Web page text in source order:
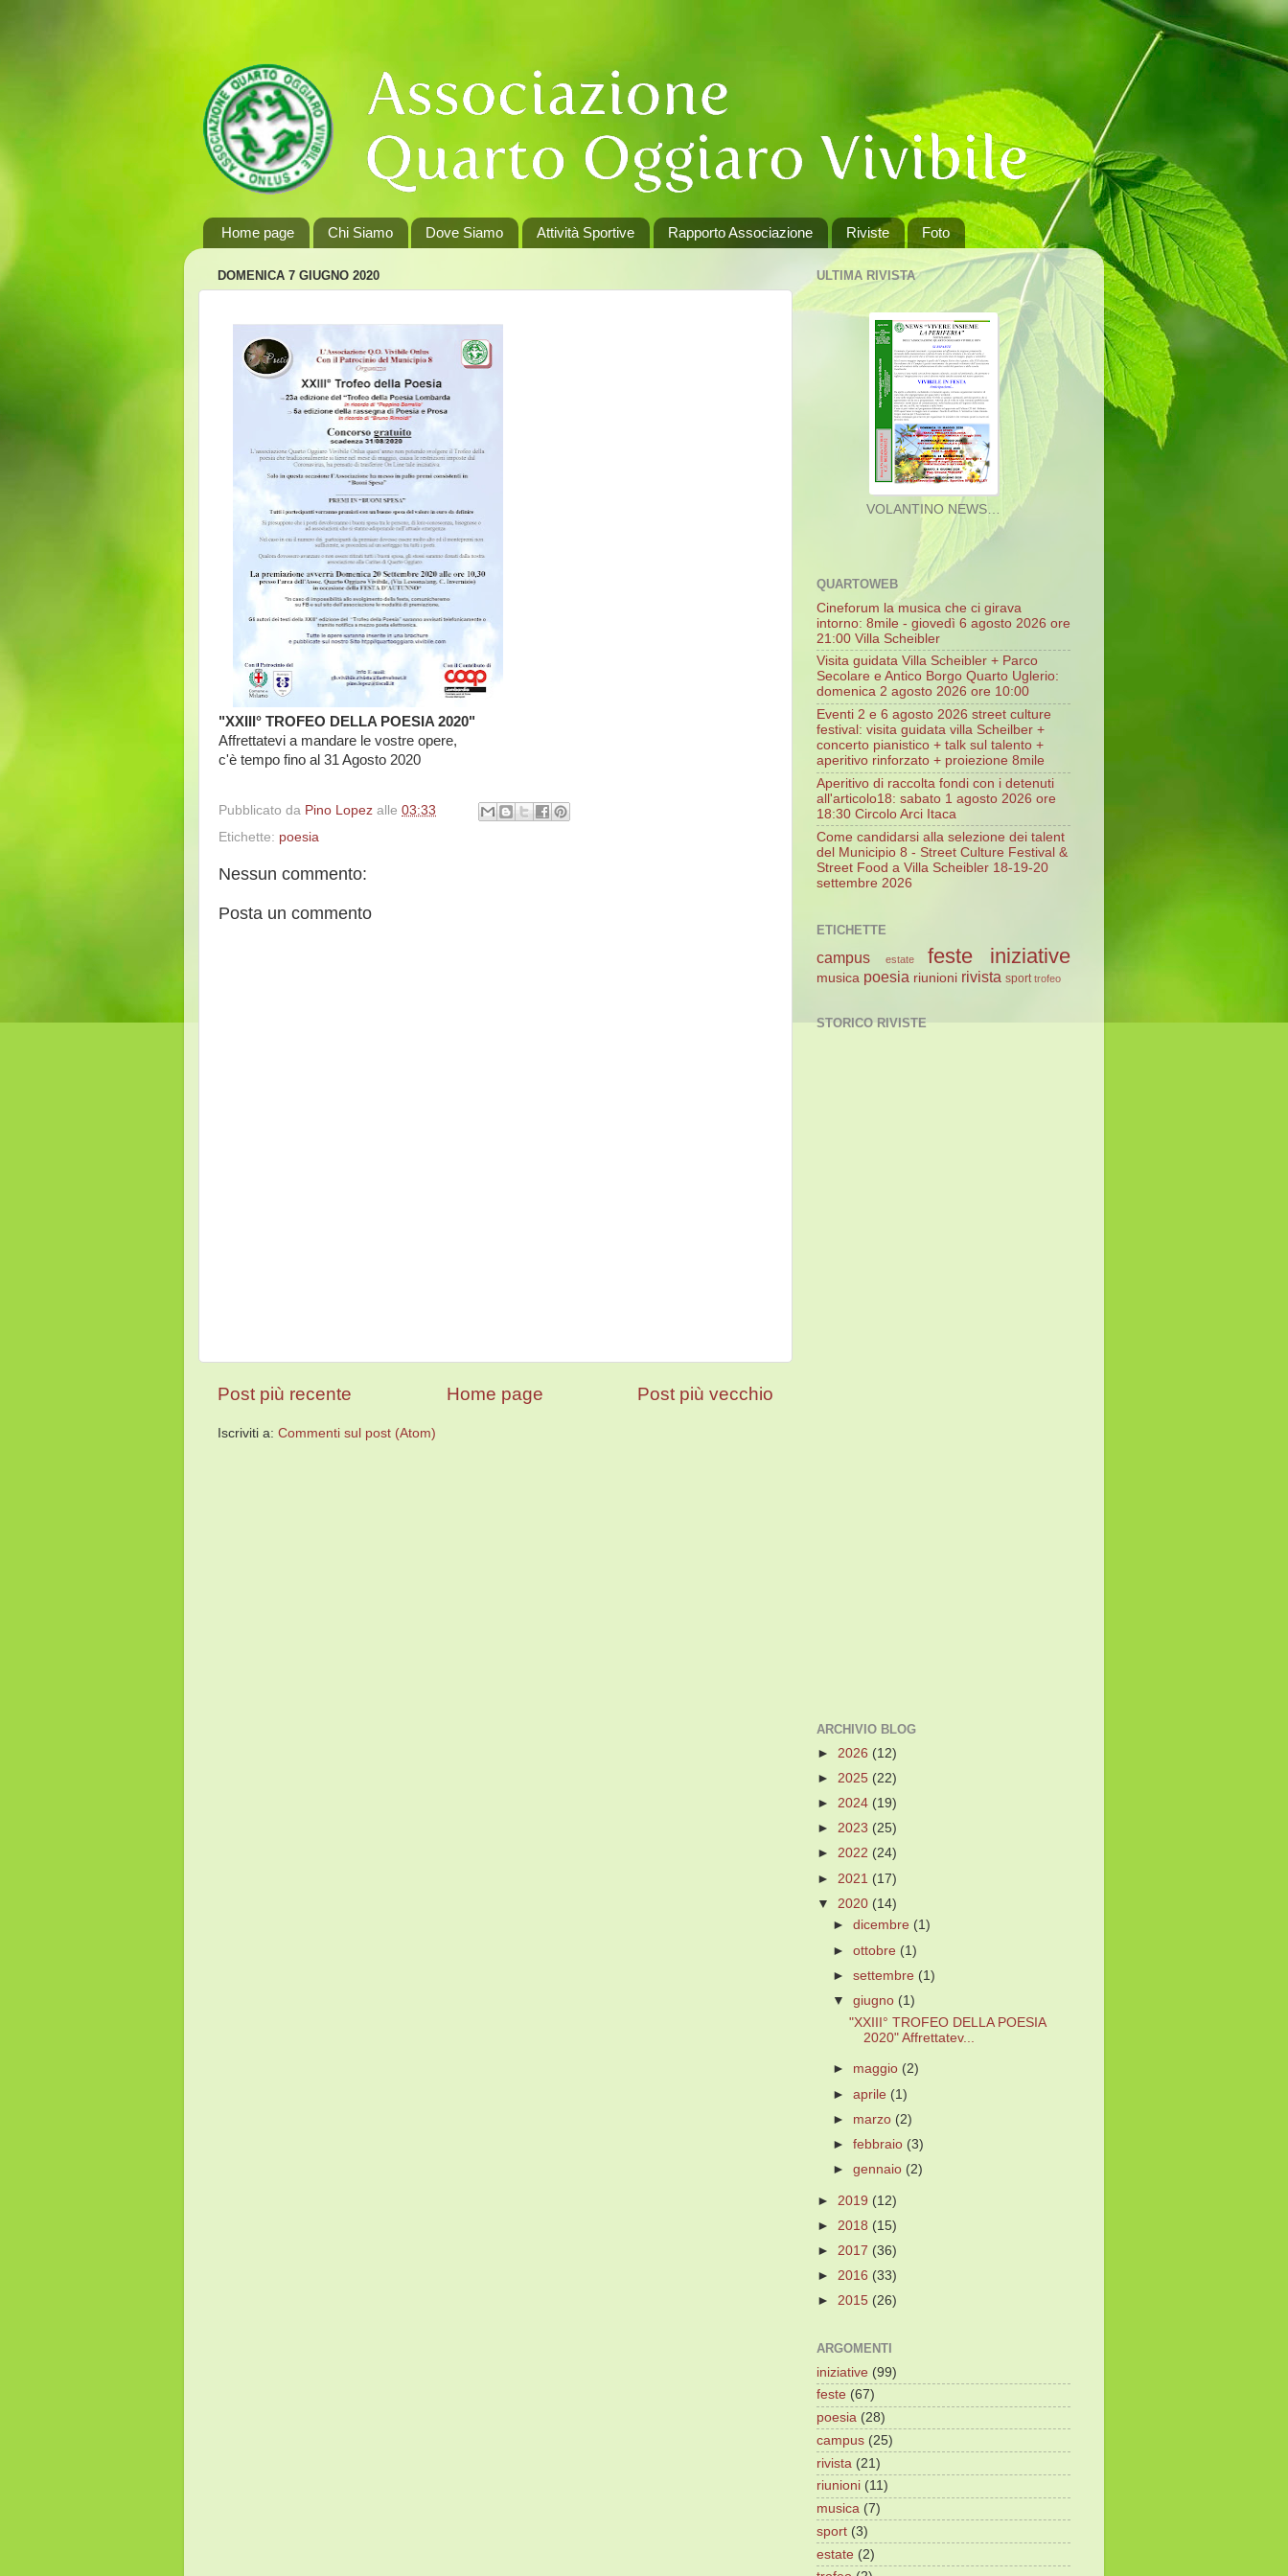
Home page Chi Siamo Dove Siamo Attività Sportive Rapporto Associazione Riviste Foto
DOMENICA 7 GIUGNO 2020
"XXIII° TROFEO DELLA POESIA 2020"
Affrettatevi a mandare le vostre opere,
c'è tempo fino al 31 Agosto 2020
Pubblicato da Pino Lopez alle 03:33
Etichette: poesia
Nessun commento:
Posta un commento
Post più recente Post più vecchio
Home page
Iscriviti a: Commenti sul post (Atom)
ULTIMA RIVISTA
QUARTOWEB
Cineforum la musica che ci girava
intorno: 8mile - giovedì 6 agosto 2026 ore
21:00 Villa Scheibler
Visita guidata Villa Scheibler + Parco
Secolare e Antico Borgo Quarto Uglerio:
domenica 2 agosto 2026 ore 10:00
Eventi 2 e 6 agosto 2026 street culture
festival: visita guidata villa Scheilber +
concerto pianistico + talk sul talento +
aperitivo rinforzato + proiezione 8mile
Aperitivo di raccolta fondi con i detenuti
all'articolo18: sabato 1 agosto 2026 ore
18:30 Circolo Arci Itaca
Come candidarsi alla selezione dei talent
del Municipio 8 - Street Culture Festival &
Street Food a Villa Scheibler 18-19-20
settembre 2026
ETICHETTE
campus estate feste iniziative
musica poesia riunioni rivista sport trofeo
STORICO RIVISTE
ARCHIVIO BLOG
► 2026 (12)
► 2025 (22)
► 2024 (19)
► 2023 (25)
► 2022 (24)
► 2021 (17)
▼ 2020 (14)
►dicembre (1)
►ottobre (1)
►settembre (1)
▼giugno (1)
"XXIII° TROFEO DELLA POESIA
2020" Affrettatev...
► maggio (2)
►aprile (1)
► marzo (2)
►febbraio (3)
►gennaio (2)
► 2019 (12)
► 2018 (15)
► 2017 (36)
► 2016 (33)
► 2015 (26)
ARGOMENTI
iniziative (99)
feste (67)
poesia (28)
campus (25)
rivista (21)
riunioni (11)
musica (7)
sport (3)
estate (2)